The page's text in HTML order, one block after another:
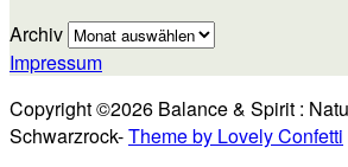
Archiv
Impressum
Copyright ©2026 Balance & Spirit :
Schwarzrock-Theme by Lovely Confetti